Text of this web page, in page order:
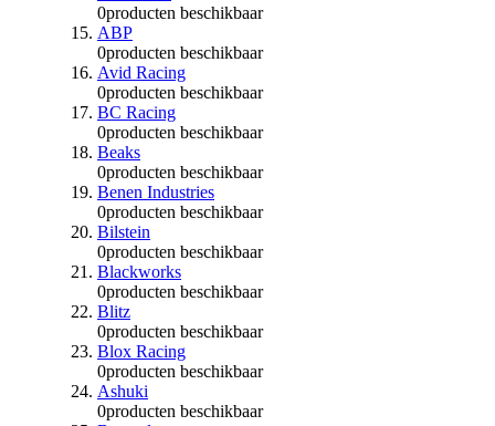
0producten beschikbaar
ABP
0producten beschikbaar
Avid Racing
0producten beschikbaar
BC Racing
0producten beschikbaar
Beaks
0producten beschikbaar
Benen Industries
0producten beschikbaar
Bilstein
0producten beschikbaar
Blackworks
0producten beschikbaar
Blitz
0producten beschikbaar
Blox Racing
0producten beschikbaar
Ashuki
0producten beschikbaar